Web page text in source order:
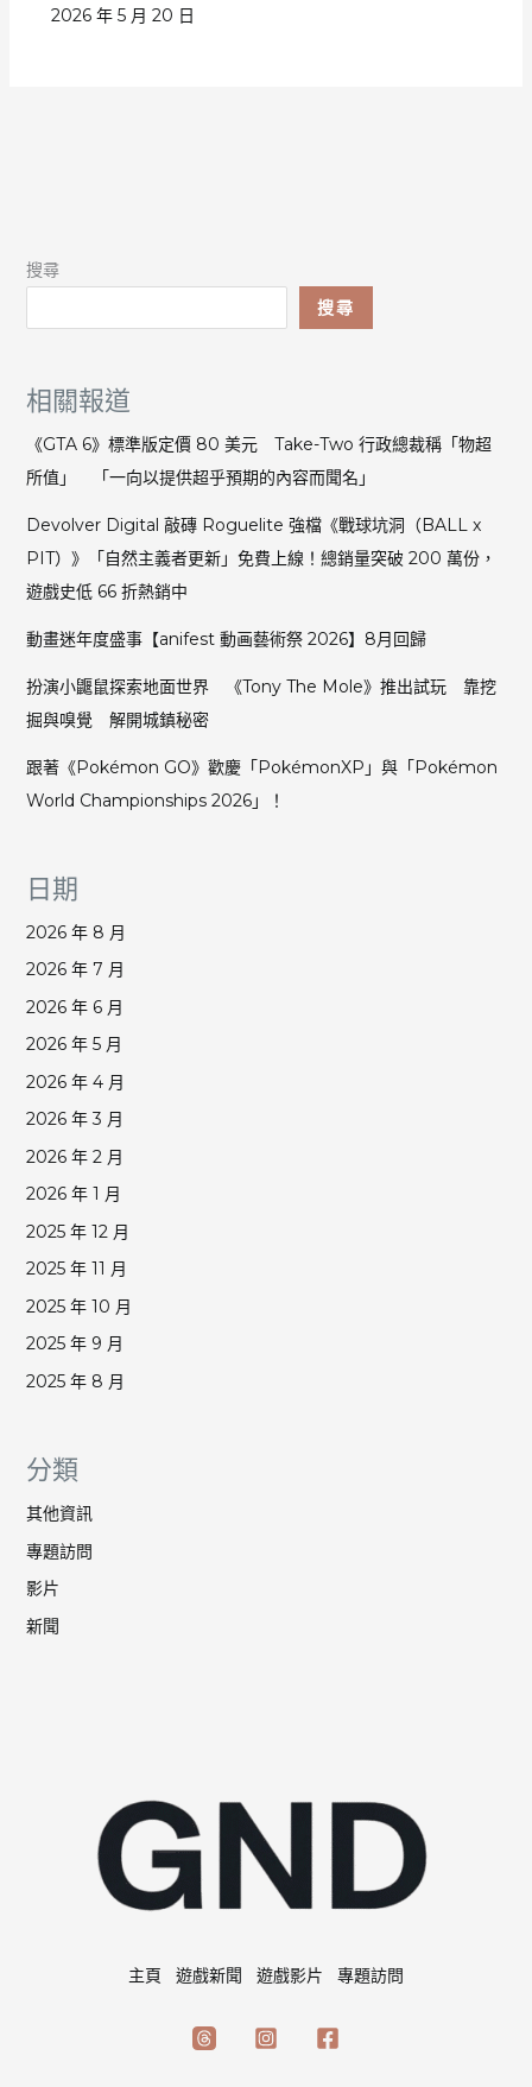
2026 年 5 月 20 日
搜尋
搜尋
相關報道
《GTA 6》標準版定價 80 美元 Take-Two 行政總裁稱「物超
所值」 「一向以提供超乎預期的內容而聞名」
Devolver Digital 敲磚 Roguelite 強檔《戰球坑洞（BALL x
PIT）》「自然主義者更新」免費上線！總銷量突破 200 萬份，
遊戲史低 66 折熱銷中
動畫迷年度盛事【anifest 動画藝術祭 2026】8月回歸
扮演小鼴鼠探索地面世界 《Tony The Mole》推出試玩 靠挖
掘與嗅覺 解開城鎮秘密
跟著《Pokémon GO》歡慶「PokémonXP」與「Pokémon
World Championships 2026」！
日期
2026 年 8 月
2026 年 7 月
2026 年 6 月
2026 年 5 月
2026 年 4 月
2026 年 3 月
2026 年 2 月
2026 年 1 月
2025 年 12 月
2025 年 11 月
2025 年 10 月
2025 年 9 月
2025 年 8 月
分類
其他資訊
專題訪問
影片
新聞
主頁 遊戲新聞 遊戲影片 專題訪問